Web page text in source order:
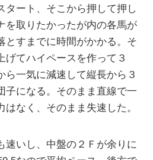
タート、そこから押して押し
を取りたかったが内の各馬が
とすまでに時間がかかる。そ
げてハイペースを作って３
ら一気に減速して縦長から３
子になる。そのまま直線で一
なく、そのまま失速した。
速いし、中盤の２Ｆが余りに